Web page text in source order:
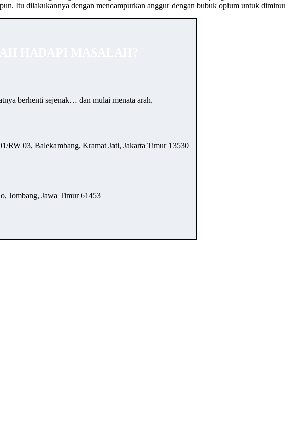
Itu dilakukannya dengan mencampurkan anggur dengan bubuk opium untuk
berhenti sejenak… dan mulai menata arah.
RW 03, Balekambang, Kramat Jati, Jakarta Timur 13530
Jombang, Jawa Timur 61453